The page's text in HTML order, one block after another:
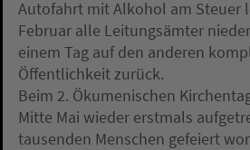
Autofahrt mit Alkohol am Steuer
Februar alle Leitungsämter
einem Tag auf den anderen
Öffentlichkeit zurück.
Beim 2. Ökumenischen
Mitte Mai wieder erstmals
tausenden Menschen gefeiert